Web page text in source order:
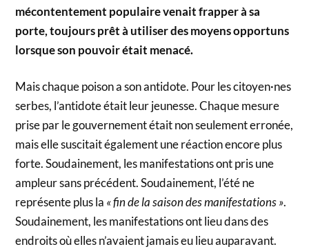
mécontentement populaire venait frapper à sa
porte, toujours prêt à utiliser des moyens opportuns
lorsque son pouvoir était menacé.
Mais chaque poison a son antidote. Pour les citoyen·nes
serbes, l’antidote était leur jeunesse. Chaque mesure
prise par le gouvernement était non seulement erronée,
mais elle suscitait également une réaction encore plus
forte. Soudainement, les manifestations ont pris une
ampleur sans précédent. Soudainement, l’été ne
représente plus la « fin de la saison des manifestations ».
Soudainement, les manifestations ont lieu dans des
endroits où elles n’avaient jamais eu lieu auparavant.